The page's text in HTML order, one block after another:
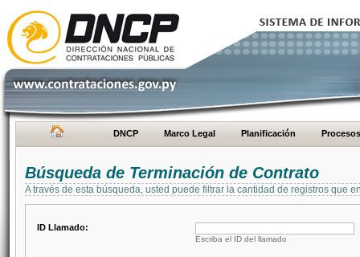
DNCP Marco Legal Planificación Procesos
Búsqueda de Terminación de Contrato
A través de esta búsqueda, usted puede filtrar la cantidad de registros que
ID Llamado:
Escriba el ID del llamado